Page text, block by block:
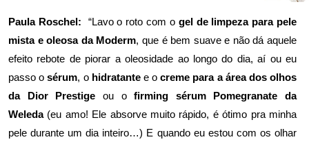
Paula Roschel: “Lavo o roto com o gel de limpeza para pele
mista e oleosa da Moderm, que é bem suave e não dá aquele
efeito rebote de piorar a oleosidade ao longo do dia, aí ou eu
passo osérum, o hidratantee ocreme para a área dos olhos
da Dior Prestige ou ofirming sérum Pomegranate da
Weleda(eu amo! Ele absorve muito rápido, é ótimo pra minha
pele durante um dia inteiro…) E quando eu estou com os olhar